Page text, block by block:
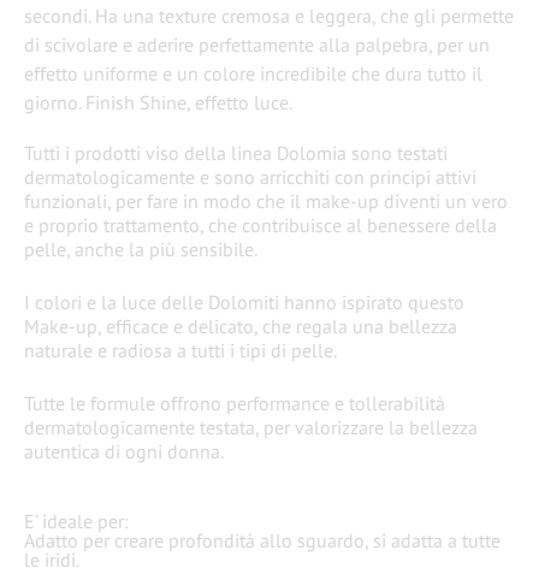
secondi. Ha una texture cremosa e leggera, che gli permette
di scivolare e aderire perfettamente alla palpebra, per un
effetto uniforme e un colore incredibile che dura tutto il
giorno. Finish Shine, effetto luce.
Tutti i prodotti viso della linea Dolomia sono testati
dermatologicamente e sono arricchiti con principi attivi
funzionali, per fare in modo che il make-up diventi un vero
e proprio trattamento, che contribuisce al benessere della
pelle, anche la più sensibile.
I colori e la luce delle Dolomiti hanno ispirato questo
Make-up, efficace e delicato, che regala una bellezza
naturale e radiosa a tutti i tipi di pelle.
Tutte le formule offrono performance e tollerabilità
dermatologicamente testata, per valorizzare la bellezza
autentica di ogni donna.
E’ ideale per:
Adatto per creare profondità allo sguardo, si adatta a tutte
le iridi.